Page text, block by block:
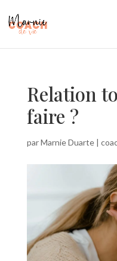
Relation
faire ?
parMarnie Duarte|